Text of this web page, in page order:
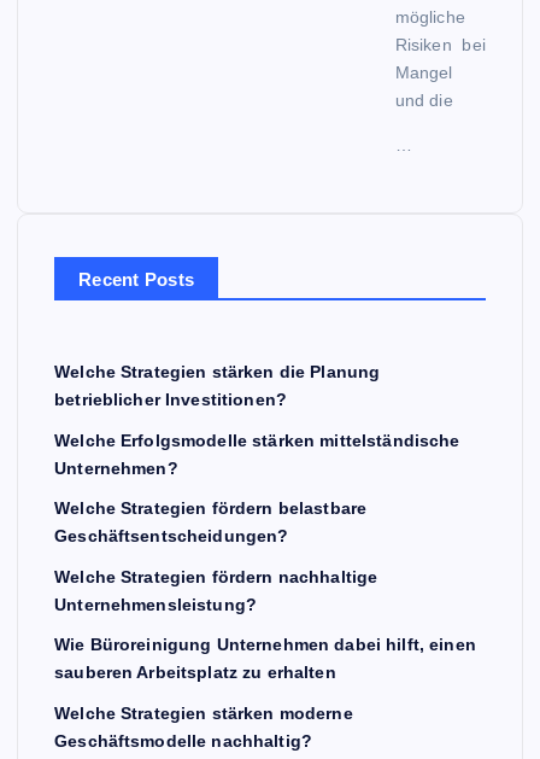
mögliche
Risiken bei
Mangel
und die
Recent Posts
Welche Strategien stärken die Planung
betrieblicher Investitionen?
Welche Erfolgsmodelle stärken mittelständische
Unternehmen?
Welche Strategien fördern belastbare
Geschäftsentscheidungen?
Welche Strategien fördern nachhaltige
Unternehmensleistung?
Wie Büroreinigung Unternehmen dabei hilft, einen
sauberen Arbeitsplatz zu erhalten
Welche Strategien stärken moderne
Geschäftsmodelle nachhaltig?